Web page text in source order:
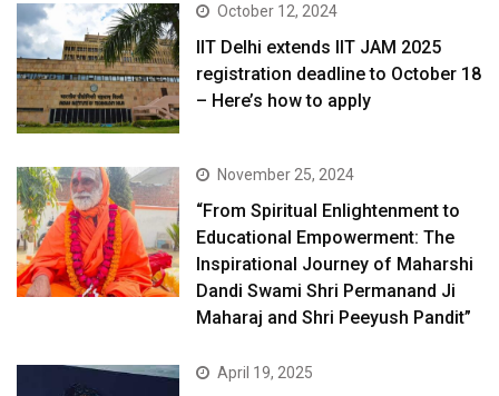
October 12, 2024
IIT Delhi extends IIT JAM 2025
registration deadline to October 18
– Here’s how to apply
November 25, 2024
“From Spiritual Enlightenment to
Educational Empowerment: The
Inspirational Journey of Maharshi
Dandi Swami Shri Permanand Ji
Maharaj and Shri Peeyush Pandit”
April 19, 2025